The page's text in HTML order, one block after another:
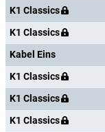
K1 Classics
K1 Classics
Kabel Eins
K1 Classics
K1 Classics
K1 Classics